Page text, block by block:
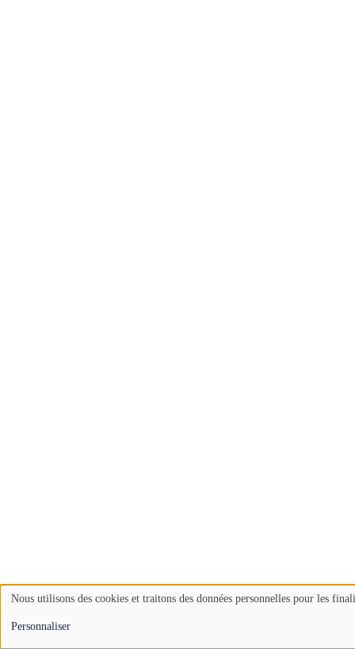
of
Nous utilisons des cookies et traitons des données personnelles pour les
Personnaliser